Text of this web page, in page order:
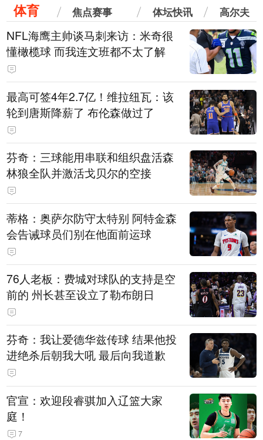
体育 焦点赛事 体坛快讯 高尔夫
NFL海鹰主帅谈马刺来访：米奇很
懂橄榄球 而我连文班都不太了解
最高可签4年2.7亿！维拉纽瓦：该
轮到唐斯降薪了 布伦森做过了
芬奇：三球能用串联和组织盘活森
林狼全队并激活戈贝尔的空接
蒂格：奥萨尔防守太特别 阿特金森
会告诫球员们别在他面前运球
76人老板：费城对球队的支持是空
前的 州长甚至设立了勒布朗日
芬奇：我让爱德华兹传球 结果他投
进绝杀后朝我大吼 最后向我道歉
官宣：欢迎段睿骐加入辽篮大家
庭！
7